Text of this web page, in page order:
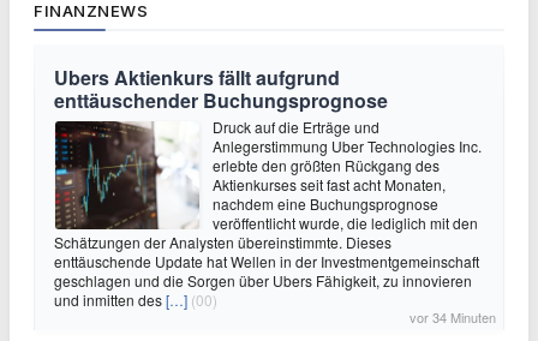
FINANZNEWS
Ubers Aktienkurs fällt aufgrund
enttäuschender Buchungsprognose
Druck auf die Erträge und
Anlegerstimmung Uber Technologies Inc.
erlebte den größten Rückgang des
Aktienkurses seit fast acht Monaten,
nachdem eine Buchungsprognose
veröffentlicht wurde, die lediglich mit den
Schätzungen der Analysten übereinstimmte. Dieses
enttäuschende Update hat Wellen in der Investmentgemeinschaft
geschlagen und die Sorgen über Ubers Fähigkeit, zu innovieren
und inmitten des[…] (00)
vor 34 Minuten